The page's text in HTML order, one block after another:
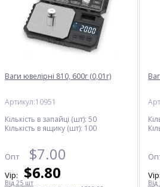
Ваги ювелірні 810, 600г (0,01г)
Артикул:10951
Кількість в запайці (шт): 50
Кількість в ящику (шт): 100
Опт $7.00
Vip: $6.80
Від 25 шт
Vip: